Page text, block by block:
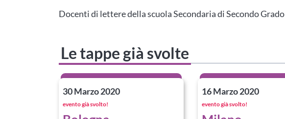
Docenti di lettere della scuola Secondaria di Secondo Grado
Le tappe già svolte
30 Marzo 2020
evento già svolto!
16 Marzo 2020
evento già svolto!